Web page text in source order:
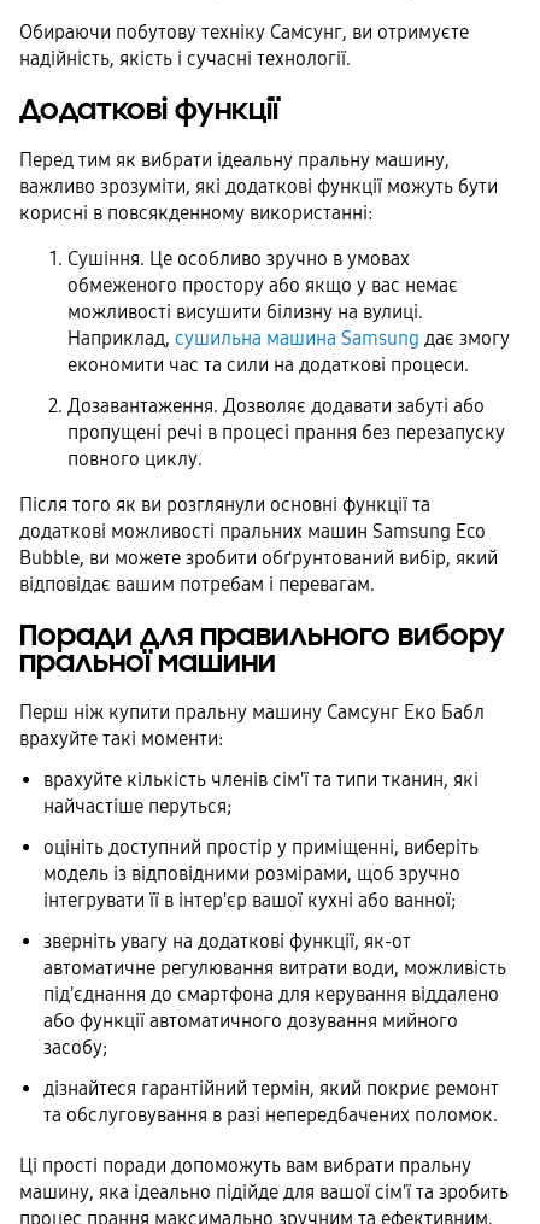
Обираючи побутову техніку Самсунг, ви отримуєте
надійність, якість і сучасні технології.
Додаткові функції
Перед тим як вибрати ідеальну пральну машину,
важливо зрозуміти, які додаткові функції можуть бути
корисні в повсякденному використанні:
Сушіння. Це особливо зручно в умовах
обмеженого простору або якщо у вас немає
можливості висушити білизну на вулиці.
Наприклад, сушильна машина Samsung дає змогу
економити час та сили на додаткові процеси.
Дозавантаження. Дозволяє додавати забуті або
пропущені речі в процесі прання без перезапуску
повного циклу.
Після того як ви розглянули основні функції та
додаткові можливості пральних машин Samsung Eco
Bubble, ви можете зробити обґрунтований вибір, який
відповідає вашим потребам і перевагам.
Поради для правильного вибору
пральної машини
Перш ніж купити пральну машину Самсунг Еко Бабл
врахуйте такі моменти:
врахуйте кількість членів сім'ї та типи тканин, які
найчастіше перуться;
оцініть доступний простір у приміщенні, виберіть
модель із відповідними розмірами, щоб зручно
інтегрувати її в інтер'єр вашої кухні або ванної;
зверніть увагу на додаткові функції, як-от
автоматичне регулювання витрати води, можливість
під'єднання до смартфона для керування віддалено
або функції автоматичного дозування мийного
засобу;
дізнайтеся гарантійний термін, який покриє ремонт
та обслуговування в разі непередбачених поломок.
Ці прості поради допоможуть вам вибрати пральну
машину, яка ідеально підійде для вашої сім'ї та зробить
процес прання максимально зручним та ефективним.